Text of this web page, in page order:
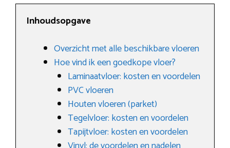
Inhoudsopgave
Overzicht met alle beschikbare vloeren
Hoe vind ik een goedkope vloer?
Laminaatvloer: kosten en voordelen
PVC vloeren
Houten vloeren (parket)
Tegelvloer: kosten en voordelen
Tapijtvloer: kosten en voordelen